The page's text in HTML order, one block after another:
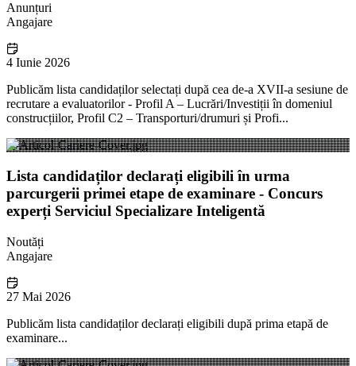
Anunțuri
Angajare
4 Iunie 2026
Publicăm lista candidaților selectați după cea de-a XVII-a sesiune de
recrutare a evaluatorilor - Profil A – Lucrări/Investiții în domeniul
construcțiilor, Profil C2 – Transporturi/drumuri și Profi...
Lista candidaților declarați eligibili în urma
parcurgerii primei etape de examinare - Concurs
experți Serviciul Specializare Inteligentă
Noutăți
Angajare
27 Mai 2026
Publicăm lista candidaților declarați eligibili după prima etapă de
examinare...